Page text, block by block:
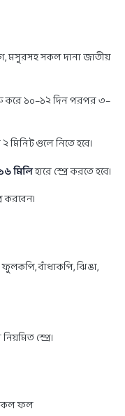
মসুরসহ সকল দানা জাতীয়
করে ১০–১২ দিন পরপর ৩–
মিনিট গুলে নিতে হবে।
মিলিহারে স্প্রে করতে হবে।
করবেন।
বাঁধাকপি, ঝিঙা,
স্প্রে।
ফল